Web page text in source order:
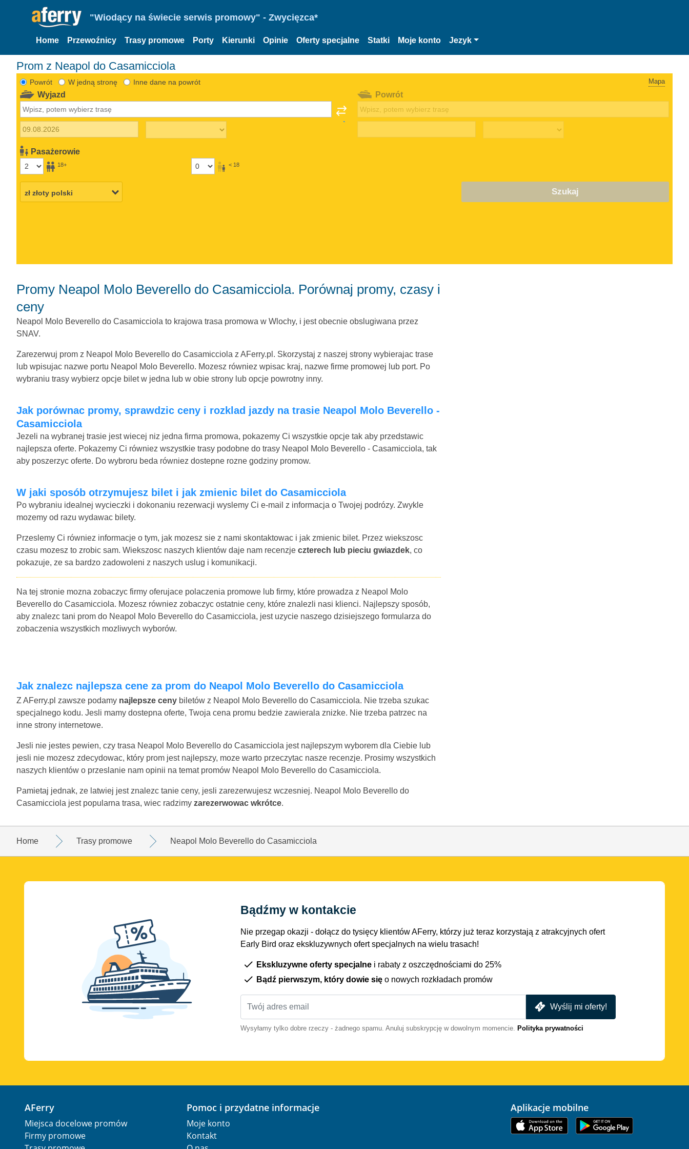
"Wiodący na świecie serwis promowy" - Zwycięzca*
Home Przewoźnicy Trasy promowe Porty Kierunki Opinie Oferty specjalne Statki Moje konto Jezyk
Prom z Neapol do Casamicciola
Powrót W jedną stronę Inne dane na powrót Mapa
Wyjazd
Pasażerowie
18+ < 18
Powrót
Szukaj
Promy Neapol Molo Beverello do Casamicciola. Porównaj promy, czasy i
ceny
Neapol Molo Beverello do Casamicciola to krajowa trasa promowa w Wlochy, i jest obecnie obslugiwana przez
SNAV.
Zarezerwuj prom z Neapol Molo Beverello do Casamicciola z AFerry.pl. Skorzystaj z naszej strony wybierajac trase
lub wpisujac nazwe portu Neapol Molo Beverello. Mozesz równiez wpisac kraj, nazwe firme promowej lub port. Po
wybraniu trasy wybierz opcje bilet w jedna lub w obie strony lub opcje powrotny inny.
Jak porównac promy, sprawdzic ceny i rozklad jazdy na trasie Neapol Molo Beverello -
Casamicciola
Jezeli na wybranej trasie jest wiecej niz jedna firma promowa, pokazemy Ci wszystkie opcje tak aby przedstawic
najlepsza oferte. Pokazemy Ci równiez wszystkie trasy podobne do trasy Neapol Molo Beverello - Casamicciola, tak
aby poszerzyc oferte. Do wybroru beda równiez dostepne rozne godziny promow.
W jaki sposób otrzymujesz bilet i jak zmienic bilet do Casamicciola
Po wybraniu idealnej wycieczki i dokonaniu rezerwacji wyslemy Ci e-mail z informacja o Twojej podrózy. Zwykle
mozemy od razu wydawac bilety.
Przeslemy Ci równiez informacje o tym, jak mozesz sie z nami skontaktowac i jak zmienic bilet. Przez wiekszosc
czasu mozesz to zrobic sam. Wiekszosc naszych klientów daje nam recenzje czterech lub pieciu gwiazdek, co
pokazuje, ze sa bardzo zadowoleni z naszych uslug i komunikacji.
Na tej stronie mozna zobaczyc firmy oferujace polaczenia promowe lub firmy, które prowadza z Neapol Molo
Beverello do Casamicciola. Mozesz równiez zobaczyc ostatnie ceny, które znalezli nasi klienci. Najlepszy sposób,
aby znalezc tani prom do Neapol Molo Beverello do Casamicciola, jest uzycie naszego dzisiejszego formularza do
zobaczenia wszystkich mozliwych wyborów.
Jak znalezc najlepsza cene za prom do Neapol Molo Beverello do Casamicciola
Z AFerry.pl zawsze podamy najlepsze ceny biletów z Neapol Molo Beverello do Casamicciola. Nie trzeba szukac
specjalnego kodu. Jesli mamy dostepna oferte, Twoja cena promu bedzie zawierala znizke. Nie trzeba patrzec na
inne strony internetowe.
Jesli nie jestes pewien, czy trasa Neapol Molo Beverello do Casamicciola jest najlepszym wyborem dla Ciebie lub
jesli nie mozesz zdecydowac, który prom jest najlepszy, moze warto przeczytac nasze recenzje. Prosimy wszystkich
naszych klientów o przeslanie nam opinii na temat promów Neapol Molo Beverello do Casamicciola.
Pamietaj jednak, ze latwiej jest znalezc tanie ceny, jesli zarezerwujesz wczesniej. Neapol Molo Beverello do
Casamicciola jest popularna trasa, wiec radzimy zarezerwowac wkrótce.
Home Trasy promowe Neapol Molo Beverello do Casamicciola
Bądźmy w kontakcie
Nie przegap okazji - dołącz do tysięcy klientów AFerry, którzy już teraz korzystają z atrakcyjnych ofert
Early Bird oraz ekskluzywnych ofert specjalnych na wielu trasach!
Ekskluzywne oferty specjalne i rabaty z oszczędnościami do 25%
Bądź pierwszym, który dowie się o nowych rozkładach promów
Wyślij mi oferty!
Wysyłamy tylko dobre rzeczy - żadnego spamu. Anuluj subskrypcję w dowolnym momencie. Polityka prywatności
AFerry
Miejsca docelowe promów
Firmy promowe
Pomoc i przydatne informacje
Moje konto
Kontakt
Aplikacje mobilne